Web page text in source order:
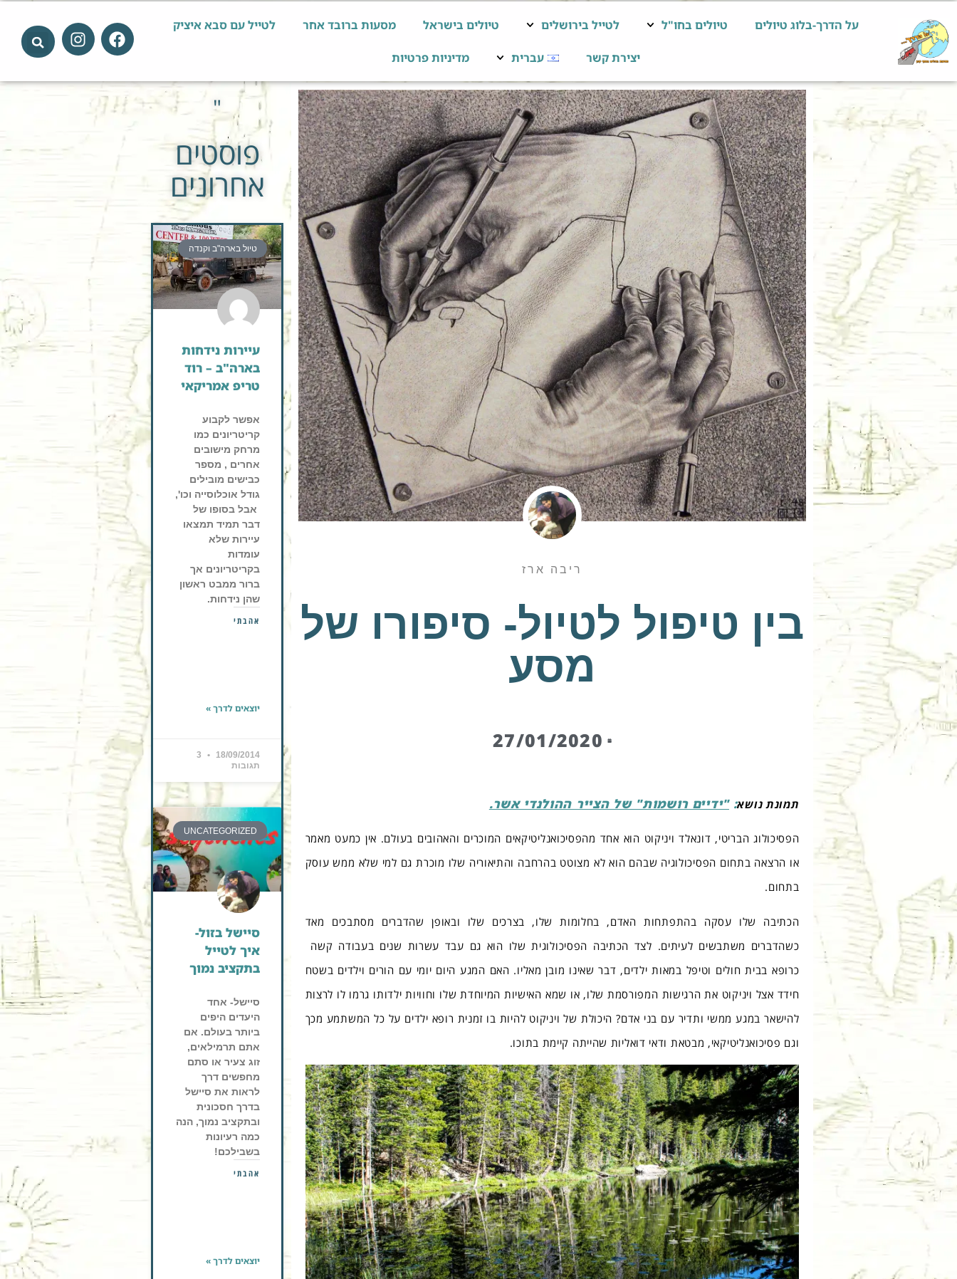
על הדרך-בלוג טיולים טיולים בחו"ל לטייל בירושלים טיולים בישראל מסעות ברובד אחר לטייל עם סבא איציק
יצירת קשר עברית מדיניות פרטיות
ריבה ארז
בין טיפול לטיול- סיפורו של
מסע
27/01/2020
תמונת נושא:"ידיים רושמות" של הצייר ההולנדי אשר.
הפסיכולוג הבריטי, דונאלד ויניקוט הוא אחד מהפסיכואנליטיקאים המוכרים והאהובים בעולם. אין כמעט מאמר
או הרצאה בתחום הפסיכולוגיה שבהם הוא לא מצוטט בהרחבה והתיאוריה שלו מוכרת גם למי שלא ממש עוסק
בתחום.
הכתיבה שלו עסקה בהתפתחות האדם, בחלומות שלו, בצרכים שלו ובאופן שהדברים מסתבכים מאד
כשהדברים משתבשים לעיתים. לצד הכתיבה הפסיכולוגית שלו הוא גם עבד עשרות שנים בעבודה קשה
כרופא בבית חולים וטיפל במאות ילדים, דבר שאינו מובן מאליו. האם המגע היום יומי עם הורים וילדים בשטח
חידד אצל ויניקוט את הרגישות המפורסמת שלו, או שמא האישיות המיוחדת שלו וחוויות ילדותו גרמו לו לרצות
להישאר במגע ממשי ותדיר עם בני אדם? היכולת של ויניקוט להיות בו זמנית רופא ילדים על כל המשתמע מכך
וגם פסיכואנליטיקאי, מבטאת ודאי דואליות שהייתה קיימת בתוכו.
"
פוסטים
אחרונים
טיול בארה"ב וקנדה
עיירות נידחות
בארה"ב – רוד
טריפ אמריקאי
אפשר לקבוע
קריטריונים כמו
מרחק מישובים
אחרים , מספר
כבישים מובילים
גודל אוכלוסייה וכו',
אבל בסופו של
דבר תמיד תמצאו
עיירות שלא
עומדות
בקריטריונים אך
ברור ממבט ראשון
שהן נידחות.
אהבתי
יוצאים לדרך »
18/09/2014
3
תגובות
UNCATEGORIZED
סיישל בזול-
איך לטייל
בתקציב נמוך
סיישל- אחד
היעדים היפים
ביותר בעולם. אם
אתם תרמילאים,
זוג צעיר או סתם
מחפשים דרך
לראות את סיישל
בדרך חסכונית
ובתקציב נמוך, הנה
כמה רעיונות
בשבילכם!
אהבתי
יוצאים לדרך »